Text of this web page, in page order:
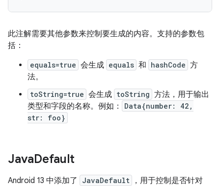
此注解需要其他参数来控制要生成的内容。支持的参数包
括：
equals=true 会生成 equals 和 hashCode 方
法。
toString=true 会生成 toString 方法，用于输出
类型和字段的名称。例如：
Data{number: 42,
str: foo}
JavaDefault
Android 13 中添加了 JavaDefault ，用于控制是否针对